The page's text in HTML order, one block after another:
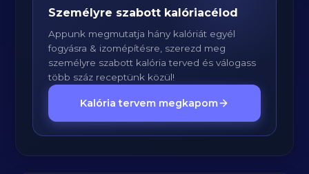
Személyre szabott kalóriacélod
Appunk megmutatja hány kalóriát egyél
fogyásra & izomépítésre, szerezd meg
személyre szabott kalória terved és válogass
több száz receptünk közül!
Kalória tervem megkapom